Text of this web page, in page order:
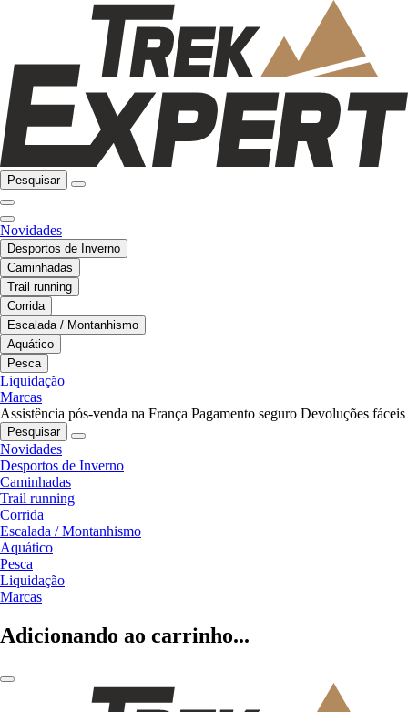
Pesquisar
Novidades
Desportos de Inverno
Caminhadas
Trail running
Corrida
Escalada / Montanhismo
Aquático
Pesca
Liquidação
Marcas
Assistência pós-venda na França Pagamento seguro Devoluções fáceis
Pesquisar
Novidades
Desportos de Inverno
Caminhadas
Trail running
Corrida
Escalada / Montanhismo
Aquático
Pesca
Liquidação
Marcas
Adicionando ao carrinho...